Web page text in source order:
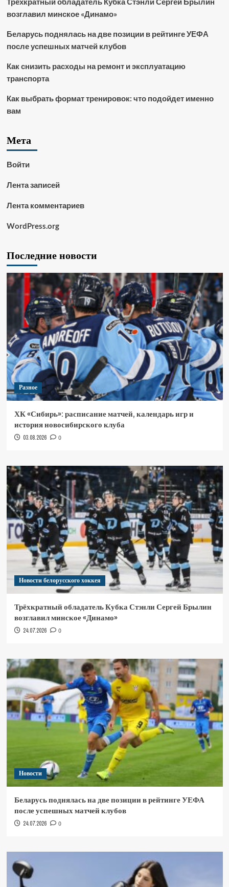
возглавил минское «Динамо»
Беларусь поднялась на две позиции в рейтинге УЕФА
после успешных матчей клубов
Как снизить расходы на ремонт и эксплуатацию
транспорта
Как выбрать формат тренировок: что подойдет именно
вам
Мета
Войти
Лента записей
Лента комментариев
WordPress.org
Последние новости
Разное
ХК «Сибирь»: расписание матчей, календарь игр и
история новосибирского клуба
03.08.2026 0
Новости белорусского хоккея
Трёхкратный обладатель Кубка Стэнли Сергей Брылин
возглавил минское «Динамо»
24.07.2026 0
Новости
Беларусь поднялась на две позиции в рейтинге УЕФА
после успешных матчей клубов
24.07.2026 0